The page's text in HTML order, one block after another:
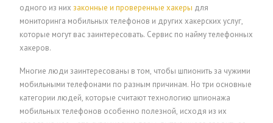
одного из нихзаконные и проверенные хакеры для
мониторинга мобильных телефонов и других хакерских услуг,
которые могут вас заинтересовать. Сервис по найму телефонных
хакеров.
Многие люди заинтересованы в том, чтобы шпионить за чужими
мобильными телефонами по разным причинам. Но три основные
категории людей, которые считают технологию шпионажа
мобильных телефонов особенно полезной, исходя из их